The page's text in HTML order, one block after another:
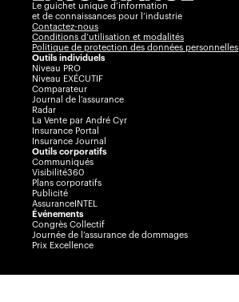
Le guichet unique d’information
et de connaissances pour l’industrie
Contactez-nous
Conditions d’utilisation et modalités
Politique de protection des données personnelles
Outils individuels
Niveau PRO
Niveau EXÉCUTIF
Comparateur
Journal de l’assurance
Radar
La Vente par André Cyr
Insurance Portal
Insurance Journal
Outils corporatifs
Communiqués
Visibilité360
Plans corporatifs
Publicité
AssuranceINTEL
Événements
Congrès Collectif
Journée de l’assurance de dommages
Prix Excellence